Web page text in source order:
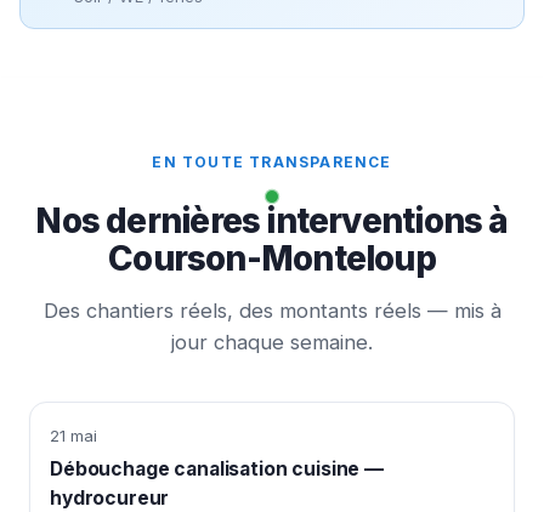
EN TOUTE TRANSPARENCE
Nos dernières interventions à
Courson-Monteloup
Des chantiers réels, des montants réels — mis à
jour chaque semaine.
21 mai
Débouchage canalisation cuisine —
hydrocureur